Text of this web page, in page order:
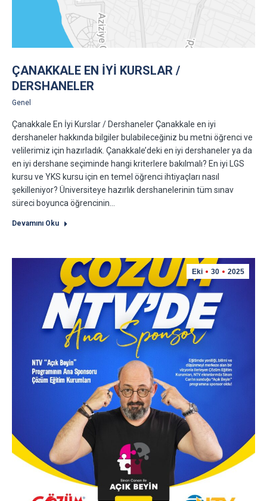
ÇANAKKALE EN İYI KURSLAR /
DERSHANELER
Genel
Çanakkale En İyi Kurslar / Dershaneler Çanakkale en iyi
dershaneler hakkında bilgiler bulabileceğiniz bu metni öğrenci ve
velilerimiz için hazırladık. Çanakkale’deki en iyi dershaneler ya da
en iyi dershane seçiminde hangi kriterlere bakılmalı? En iyi LGS
kursu ve YKS kursu için en temel öğrenci ihtiyaçları nasıl
şekilleniyor? Üniversiteye hazırlık dershanelerinin tüm sınav
süreci boyunca öğrencinin…
Devamını Oku
Eki 30 2025